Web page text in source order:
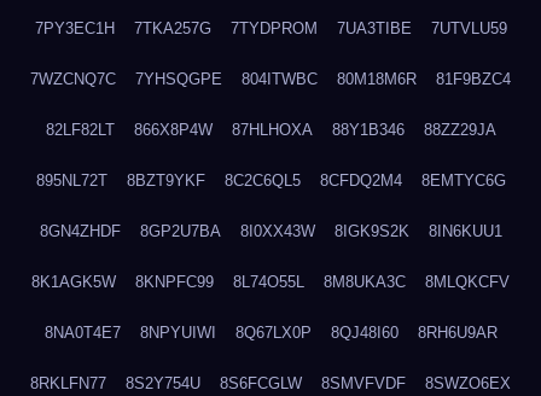
7PY3EC1H 7TKA257G 7TYDPROM 7UA3TIBE 7UTVLU59
7WZCNQ7C 7YHSQGPE 804ITWBC 80M18M6R 81F9BZC4
82LF82LT 866X8P4W 87HLHOXA 88Y1B346 88ZZ29JA
895NL72T 8BZT9YKF 8C2C6QL5 8CFDQ2M4 8EMTYC6G
8GN4ZHDF 8GP2U7BA 8I0XX43W 8IGK9S2K 8IN6KUU1
8K1AGK5W 8KNPFC99 8L74O55L 8M8UKA3C 8MLQKCFV
8NA0T4E7 8NPYUIWI 8Q67LX0P 8QJ48I60 8RH6U9AR
8RKLFN77 8S2Y754U 8S6FCGLW 8SMVFVDF 8SWZO6EX